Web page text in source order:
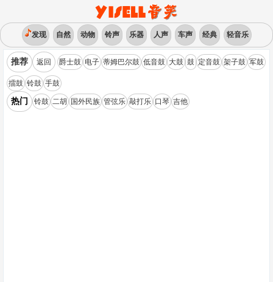
发现 自然 动物 铃声 乐器 人声 车声 经典 轻音乐
推荐 返回 爵士鼓 电子 蒂姆巴尔鼓 低音鼓 大鼓 鼓 定音鼓 架子鼓 军鼓
擂鼓 铃鼓 手鼓
热门 铃鼓 二胡 国外民族 管弦乐 敲打乐 口琴 吉他